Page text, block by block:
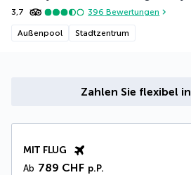
3,7 396 Bewertungen
Außenpool Stadtzentrum
Zahlen Sie flexibel in
MIT FLUG
Ab 789 CHF p.P.